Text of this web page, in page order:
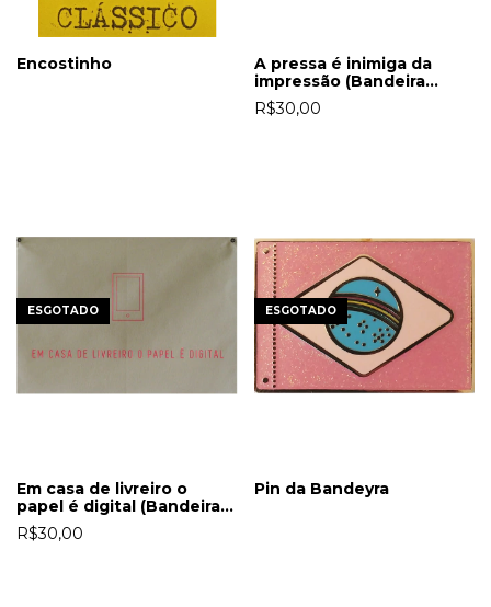
Encostinho
A pressa é inimiga da
impressão (Bandeira
Ditado Gráfico)
R$30,00
ESGOTADO
Em casa de livreiro o
papel é digital (Bandeira
Ditado Gráfico)
R$30,00
ESGOTADO
Pin da Bandeyra